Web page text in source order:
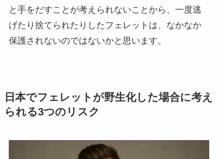
と手をだすことが考えられないことから、一度逃
げたり捨てられたりしたフェレットは、なかなか
保護されないのではないかと思います。
日本でフェレットが野生化した場合に考え
られる3つのリスク